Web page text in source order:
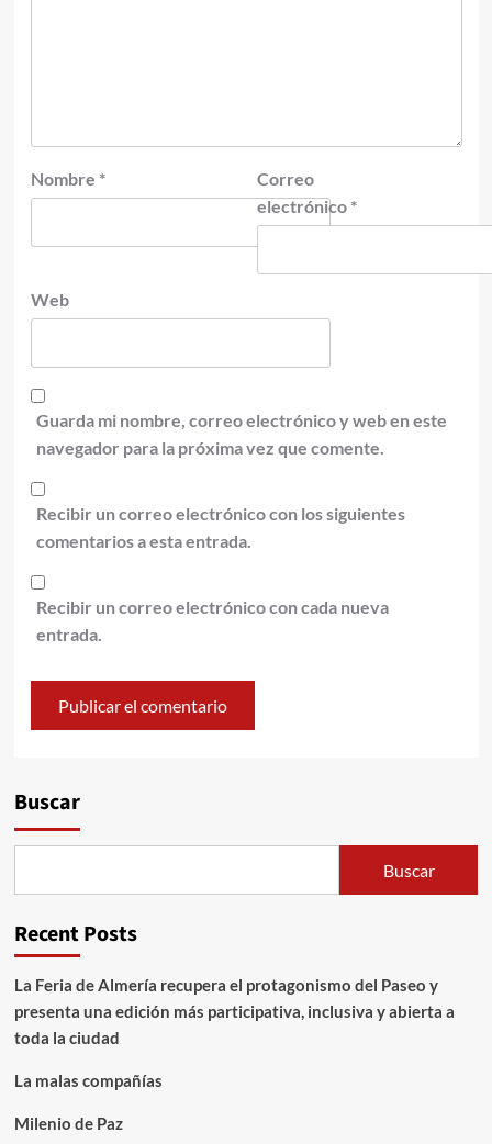
Nombre *
Correo
electrónico *
Web
Guarda mi nombre, correo electrónico y web en este
navegador para la próxima vez que comente.
Recibir un correo electrónico con los siguientes
comentarios a esta entrada.
Recibir un correo electrónico con cada nueva
entrada.
Buscar
Buscar
Recent Posts
La Feria de Almería recupera el protagonismo del Paseo y
presenta una edición más participativa, inclusiva y abierta a
toda la ciudad
La malas compañías
Milenio de Paz